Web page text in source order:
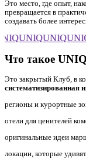
Это место, где опыт,
превращается в
создавать более
UNIQUNIQUNIQ
Что такое
Это закрытый Клуб, в
систематизированная
регионы и курортные
отели для ценителей
оригинальные идеи
локации, которые